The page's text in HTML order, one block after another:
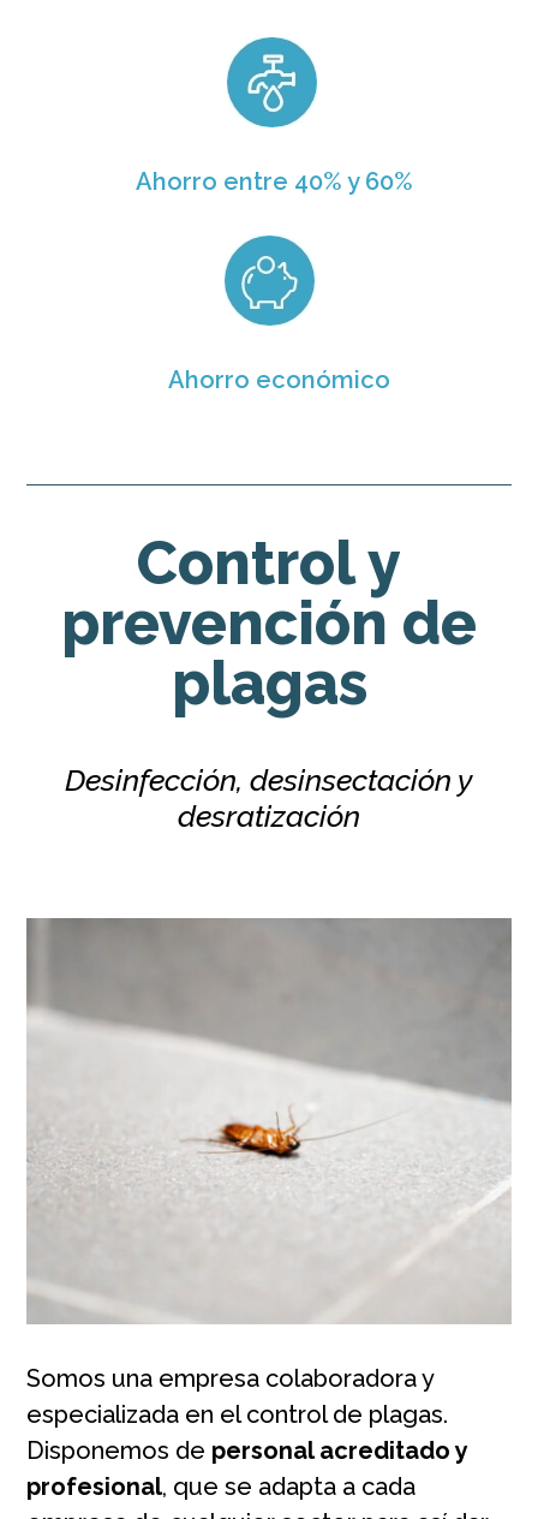
Ahorro entre 40% y 60%
Ahorro económico
Control y
prevención de
plagas
Desinfección, desinsectación y
desratización
Somos una empresa colaboradora y
especializada en el control de plagas.
Disponemos de personal acreditado y
profesional, que se adapta a cada